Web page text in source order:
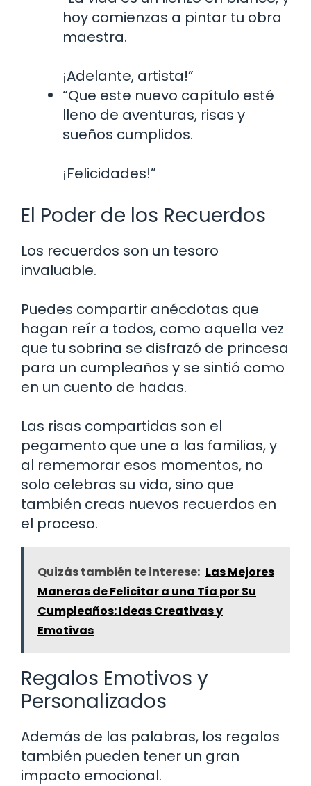
hoy comienzas a pintar tu obra
maestra.
¡Adelante, artista!”
“Que este nuevo capítulo esté
lleno de aventuras, risas y
sueños cumplidos.
¡Felicidades!”
El Poder de los Recuerdos
Los recuerdos son un tesoro
invaluable.
Puedes compartir anécdotas que
hagan reír a todos, como aquella vez
que tu sobrina se disfrazó de princesa
para un cumpleaños y se sintió como
en un cuento de hadas.
Las risas compartidas son el
pegamento que une a las familias, y
al rememorar esos momentos, no
solo celebras su vida, sino que
también creas nuevos recuerdos en
el proceso.
Quizás también te interese: Las Mejores
Maneras de Felicitar a una Tía por Su
Cumpleaños: Ideas Creativas y
Emotivas
Regalos Emotivos y
Personalizados
Además de las palabras, los regalos
también pueden tener un gran
impacto emocional.